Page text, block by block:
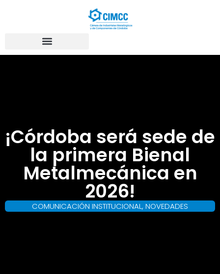
¡Córdoba será sede de
la primera Bienal
Metalmecánica en
2026!
COMUNICACIÓN INSTITUCIONAL, NOVEDADES